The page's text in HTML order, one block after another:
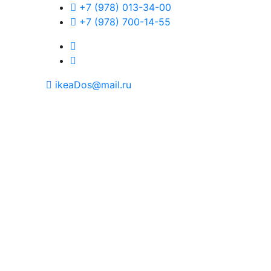
+7 (978) 013-34-00
+7 (978) 700-14-55
ikeaDos@mail.ru